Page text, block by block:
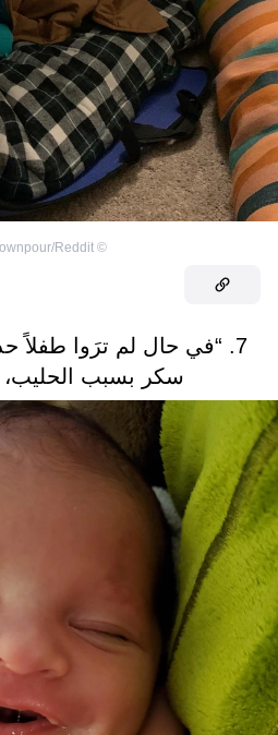
©
Reddit
7. “في حال لم ترَوا طفلاً
سكر بسبب الحليب،